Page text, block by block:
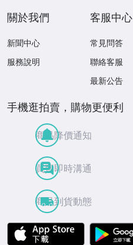
關於我們
新聞中心
服務說明
客服中心
常見問答
聯絡客服
最新公告
手機逛拍賣，購物更便利
商品降價通知
買賣即時溝通
商品到貨動態
APP Store